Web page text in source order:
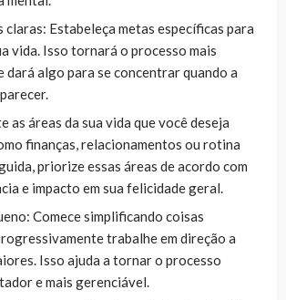
claras: Estabeleça metas específicas para
vida. Isso tornará o processo mais
dará algo para se concentrar quando a
as áreas da sua vida que você deseja
finanças, relacionamentos ou rotina
priorize essas áreas de acordo com
e impacto em sua felicidade geral.
Comece simplificando coisas
trabalhe em direção a
Isso ajuda a tornar o processo
e mais gerenciável.